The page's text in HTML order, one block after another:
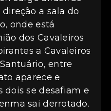
direção a sala do
onde está
dos Cavaleiros
a Cavaleiros
entre
aparece e
dois se desafiam e
sai derrotado.